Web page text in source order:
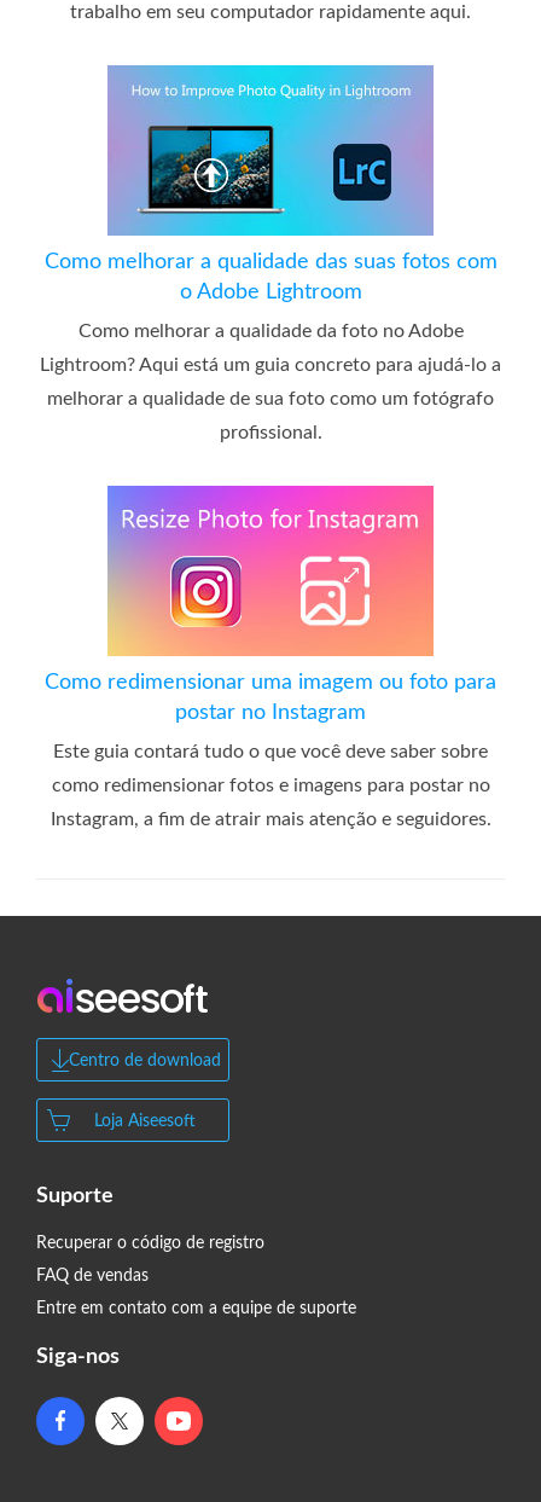
trabalho em seu computador rapidamente aqui.
Como melhorar a qualidade das suas fotos com
o Adobe Lightroom
Como melhorar a qualidade da foto no Adobe
Lightroom? Aqui está um guia concreto para ajudá-lo a
melhorar a qualidade de sua foto como um fotógrafo
profissional.
Como redimensionar uma imagem ou foto para
postar no Instagram
Este guia contará tudo o que você deve saber sobre
como redimensionar fotos e imagens para postar no
Instagram, a fim de atrair mais atenção e seguidores.
Centro de download
Loja Aiseesoft
Suporte
Recuperar o código de registro
FAQ de vendas
Entre em contato com a equipe de suporte
Siga-nos